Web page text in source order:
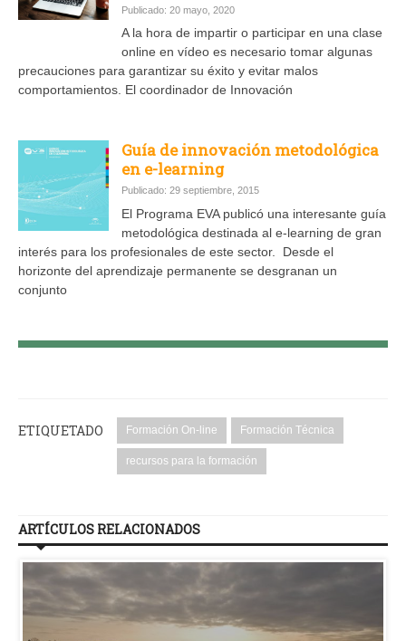
Publicado: 20 mayo, 2020
A la hora de impartir o participar en una clase
online en vídeo es necesario tomar algunas
precauciones para garantizar su éxito y evitar malos
comportamientos. El coordinador de Innovación
Guía de innovación metodológica
en e-learning
Publicado: 29 septiembre, 2015
El Programa EVA publicó una interesante guía
metodológica destinada al e-learning de gran
interés para los profesionales de este sector. Desde el
horizonte del aprendizaje permanente se desgranan un
conjunto
ETIQUETADO Formación On-line Formación Técnica
recursos para la formación
ARTÍCULOS RELACIONADOS